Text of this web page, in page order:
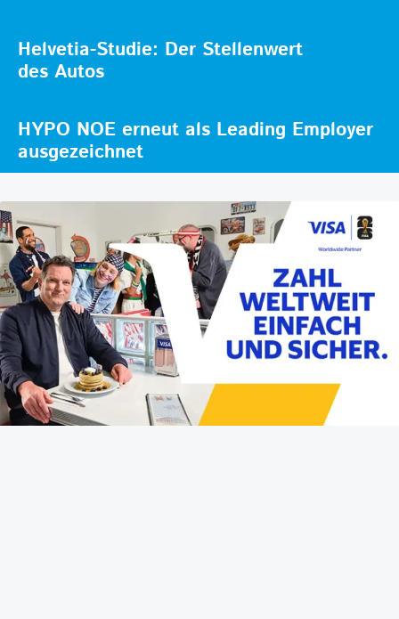
Helvetia-Studie: Der Stellenwert
des Autos
HYPO NOE erneut als Leading Employer
ausgezeichnet